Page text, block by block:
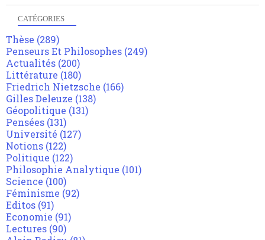
CATÉGORIES
Thèse (289)
Penseurs Et Philosophes (249)
Actualités (200)
Littérature (180)
Friedrich Nietzsche (166)
Gilles Deleuze (138)
Géopolitique (131)
Pensées (131)
Université (127)
Notions (122)
Politique (122)
Philosophie Analytique (101)
Science (100)
Féminisme (92)
Editos (91)
Economie (91)
Lectures (90)